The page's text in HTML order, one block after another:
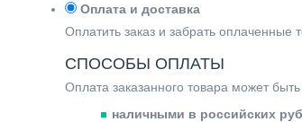
Оплата и доставка
Оплатить заказ и забрать
СПОСОБЫ ОПЛАТЫ
Оплата заказанного товара может
наличными в российских